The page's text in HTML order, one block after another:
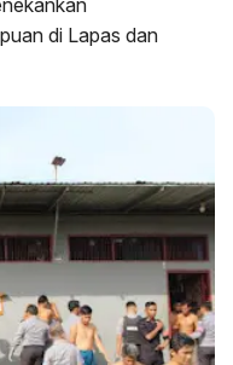
di Lapas dan